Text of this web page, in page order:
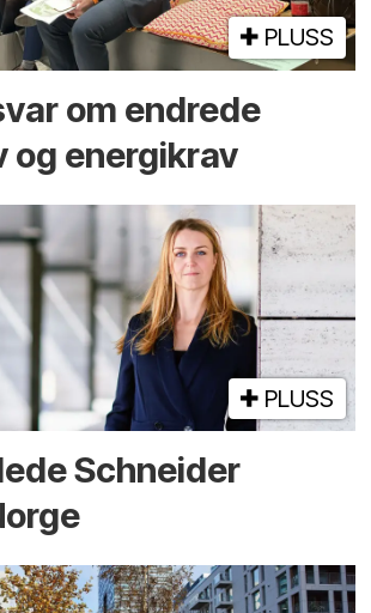
PLUSS
om endrede
og energikrav
PLUSS
Schneider